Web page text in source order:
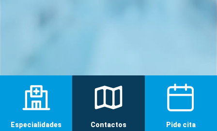
Especialidades Contactos Pide cita